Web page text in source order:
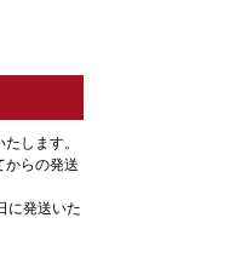
します。
からの発送
に発送いた